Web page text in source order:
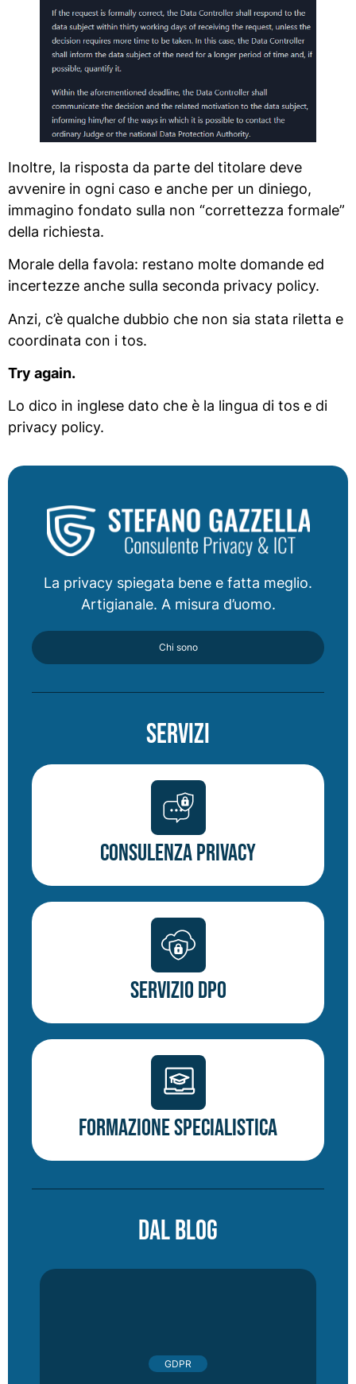
Inoltre, la risposta da parte del titolare deve
avvenire in ogni caso e anche per un diniego,
immagino fondato sulla non “correttezza formale”
della richiesta.
Morale della favola: restano molte domande ed
incertezze anche sulla seconda privacy policy.
Anzi, c’è qualche dubbio che non sia stata riletta e
coordinata con i tos.
Try again.
Lo dico in inglese dato che è la lingua di tos e di
privacy policy.
La privacy spiegata bene e fatta meglio.
Artigianale. A misura d’uomo.
Chi sono
Servizi
Consulenza Privacy
Servizio DPO
Formazione specialistica
DAL BLOG
GDPR